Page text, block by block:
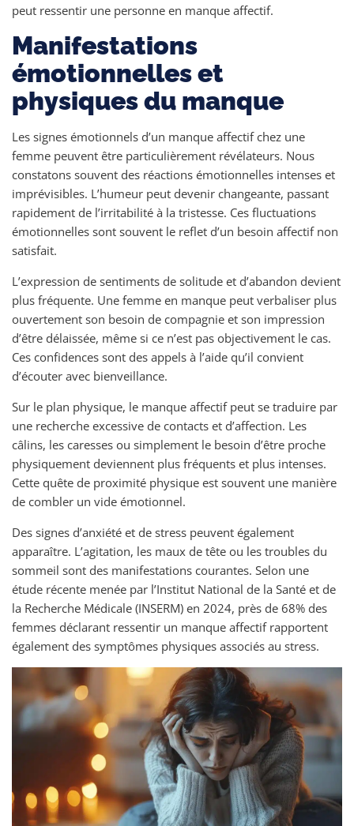
peut ressentir une personne en manque affectif.
Manifestations
émotionnelles et
physiques du manque
Les signes émotionnels d’un manque affectif chez une
femme peuvent être particulièrement révélateurs. Nous
constatons souvent des réactions émotionnelles intenses et
imprévisibles. L’humeur peut devenir changeante, passant
rapidement de l’irritabilité à la tristesse. Ces fluctuations
émotionnelles sont souvent le reflet d’un besoin affectif non
satisfait.
L’expression de sentiments de solitude et d’abandon devient
plus fréquente. Une femme en manque peut verbaliser plus
ouvertement son besoin de compagnie et son impression
d’être délaissée, même si ce n’est pas objectivement le cas.
Ces confidences sont des appels à l’aide qu’il convient
d’écouter avec bienveillance.
Sur le plan physique, le manque affectif peut se traduire par
une recherche excessive de contacts et d’affection. Les
câlins, les caresses ou simplement le besoin d’être proche
physiquement deviennent plus fréquents et plus intenses.
Cette quête de proximité physique est souvent une manière
de combler un vide émotionnel.
Des signes d’anxiété et de stress peuvent également
apparaître. L’agitation, les maux de tête ou les troubles du
sommeil sont des manifestations courantes. Selon une
étude récente menée par l’Institut National de la Santé et de
la Recherche Médicale (INSERM) en 2024, près de 68% des
femmes déclarant ressentir un manque affectif rapportent
également des symptômes physiques associés au stress.